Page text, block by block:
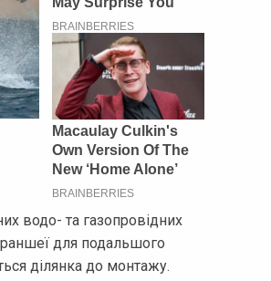
водо- та газопровідних
для подальшого
ділянка до монтажу.